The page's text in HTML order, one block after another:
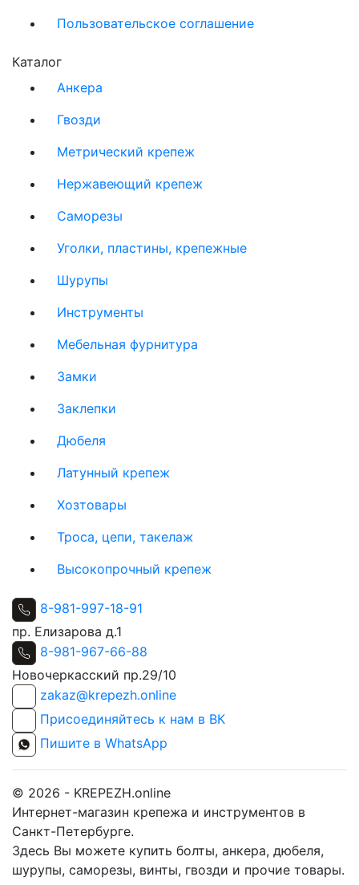
Пользовательское соглашение
Каталог
Анкера
Гвозди
Метрический крепеж
Нержавеющий крепеж
Саморезы
Уголки, пластины, крепежные
Шурупы
Инструменты
Мебельная фурнитура
Замки
Заклепки
Дюбеля
Латунный крепеж
Хозтовары
Троса, цепи, такелаж
Высокопрочный крепеж
8-981-997-18-91
пр. Елизарова д.1
8-981-967-66-88
Новочеркасский пр.29/10
zakaz@krepezh.online
Присоединяйтесь к нам в ВК
Пишите в WhatsApp
© 2026 - KREPEZH.online
Интернет-магазин крепежа и инструментов в
Санкт-Петербурге.
Здесь Вы можете купить болты, анкера, дюбеля,
шурупы, саморезы, винты, гвозди и прочие товары.